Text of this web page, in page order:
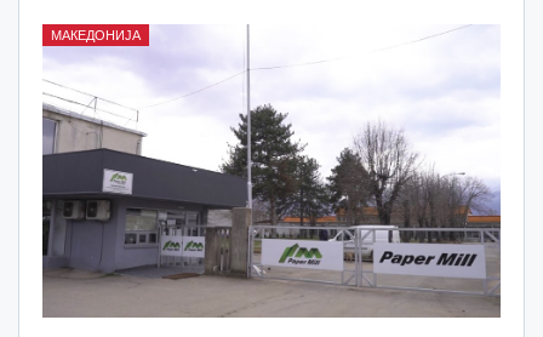
МАКЕДОНИЈА